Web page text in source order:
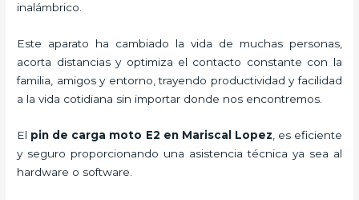
inalámbrico.
Este aparato ha cambiado la vida de muchas personas,
acorta distancias y optimiza el contacto constante con la
familia, amigos y entorno, trayendo productividad y facilidad
a la vida cotidiana sin importar donde nos encontremos.
El pin de carga moto E2 en Mariscal Lopez , es eficiente
y seguro proporcionando una asistencia técnica ya sea al
hardware o software.